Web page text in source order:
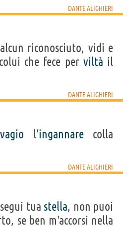
DANTE ALIGHIERI
riconosciuto, vidi e
che fece per viltà il
DANTE ALIGHIERI
l'ingannarecolla
DANTE ALIGHIERI
tua stella, non puoi
se ben m'accorsi nella